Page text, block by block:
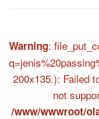
Warning:
200x135.): Failed
not
/www/wwwroot/